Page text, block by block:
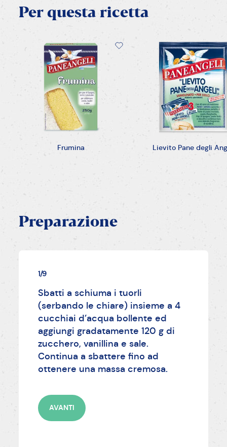
Per questa ricetta
Frumina Lievito Pane degli
Preparazione
1/9
Sbatti a schiuma i tuorli
(serbando le chiare) insieme a 4
cucchiai d’acqua bollente ed
aggiungi gradatamente 120 g di
zucchero, vanillina e sale.
Continua a sbattere fino ad
ottenere una massa cremosa.
AVANTI